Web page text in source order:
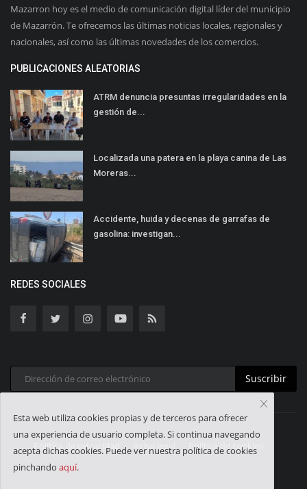
Mazarron hoy es el medio de comunicación digital líder del municipio
de Mazarrón. Te ofrecemos las últimas noticias locales, regionales y
nacionales, así como las últimas novedades de los comercios.
PUBLICACIONES ALEATORIAS
ATRM denuncia presuntas irregularidades en la
gestión de...
Localizada una patera en la playa canina de Las
Moreras...
Accidente, huida y decenas de garrafas de
gasolina: investigan...
REDES SOCIALES
Suscribir
Política de privacidad Aviso legal Política de cookies
Esta web utiliza cookies propias y de terceros para ofrecer
una experiencia de usuario completa. Si continua navegando
acepta dichas cookies. Puede ver nuestra política de cookies
pinchando aquí.